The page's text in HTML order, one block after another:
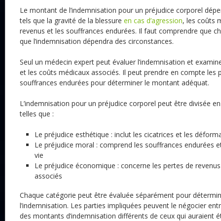
Le montant de l’indemnisation pour un préjudice corporel
tels que la gravité de la blessure en cas d’agression, les coûts
revenus et les souffrances endurées. Il faut comprendre que
que l’indemnisation dépendra des circonstances.
Seul un médecin expert peut évaluer l’indemnisation et
et les coûts médicaux associés. Il peut prendre en compte les
souffrances endurées pour déterminer le montant adéquat.
L’indemnisation pour un préjudice corporel peut être divisée
telles que :
Le préjudice esthétique : inclut les cicatrices et les
Le préjudice moral : comprend les souffrances endurées
vie
Le préjudice économique : concerne les pertes de
associés
Chaque catégorie peut être évaluée séparément pour
l’indemnisation. Les parties impliquées peuvent le négocier
des montants d’indemnisation différents de ceux qui auraient